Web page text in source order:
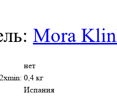
Mora
нет
0,4 кг
Испания